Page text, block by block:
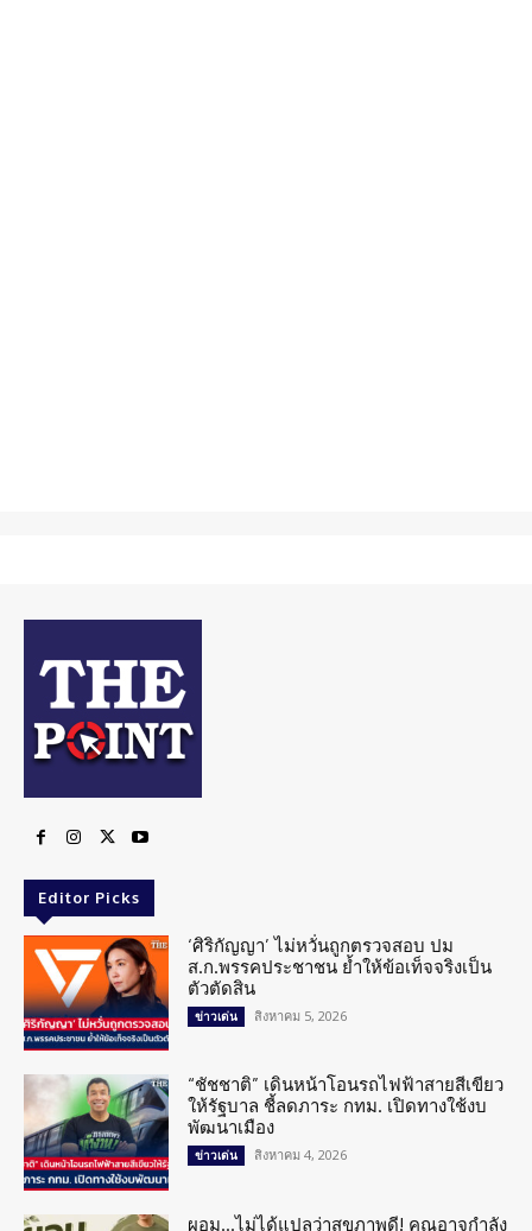
Editor Picks
‘ศิริกัญญา’ ไม่หวั่นถูกตรวจสอบ ปม
ส.ก.พรรคประชาชน ย้ำให้ข้อเท็จจริงเป็น
ตัวตัดสิน
ข่าวเด่น สิงหาคม 5, 2026
“ชัชชาติ” เดินหน้าโอนรถไฟฟ้าสายสีเขียว
ให้รัฐบาล ชี้ลดภาระ กทม. เปิดทางใช้งบ
พัฒนาเมือง
ข่าวเด่น สิงหาคม 4, 2026
ผอม…ไม่ได้แปลว่าสุขภาพดี! คุณอาจกำลัง